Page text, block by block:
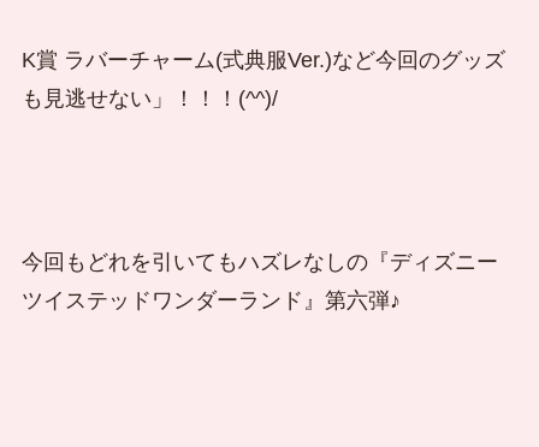
K賞 ラバーチャーム(式典服Ver.)など今回のグッズ
も見逃せない」！！！(^^)/
今回もどれを引いてもハズレなしの『ディズニー
ツイステッドワンダーランド』第六弾♪